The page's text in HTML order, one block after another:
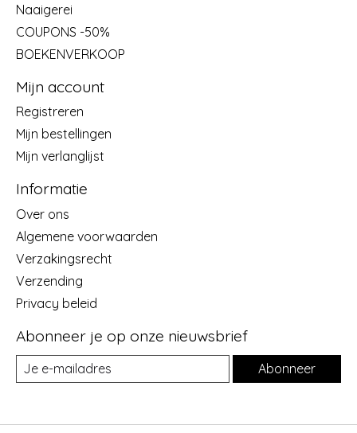
Naaigerei
COUPONS -50%
BOEKENVERKOOP
Mijn account
Registreren
Mijn bestellingen
Mijn verlanglijst
Informatie
Over ons
Algemene voorwaarden
Verzakingsrecht
Verzending
Privacy beleid
Abonneer je op onze nieuwsbrief
Abonneer